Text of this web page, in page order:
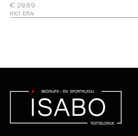
€ 29,89
incl. btw